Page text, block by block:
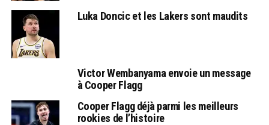
Luka Doncic et les Lakers sont maudits
Victor Wembanyama envoie un message
à Cooper Flagg
Cooper Flagg déjà parmi les meilleurs
rookies de l’histoire